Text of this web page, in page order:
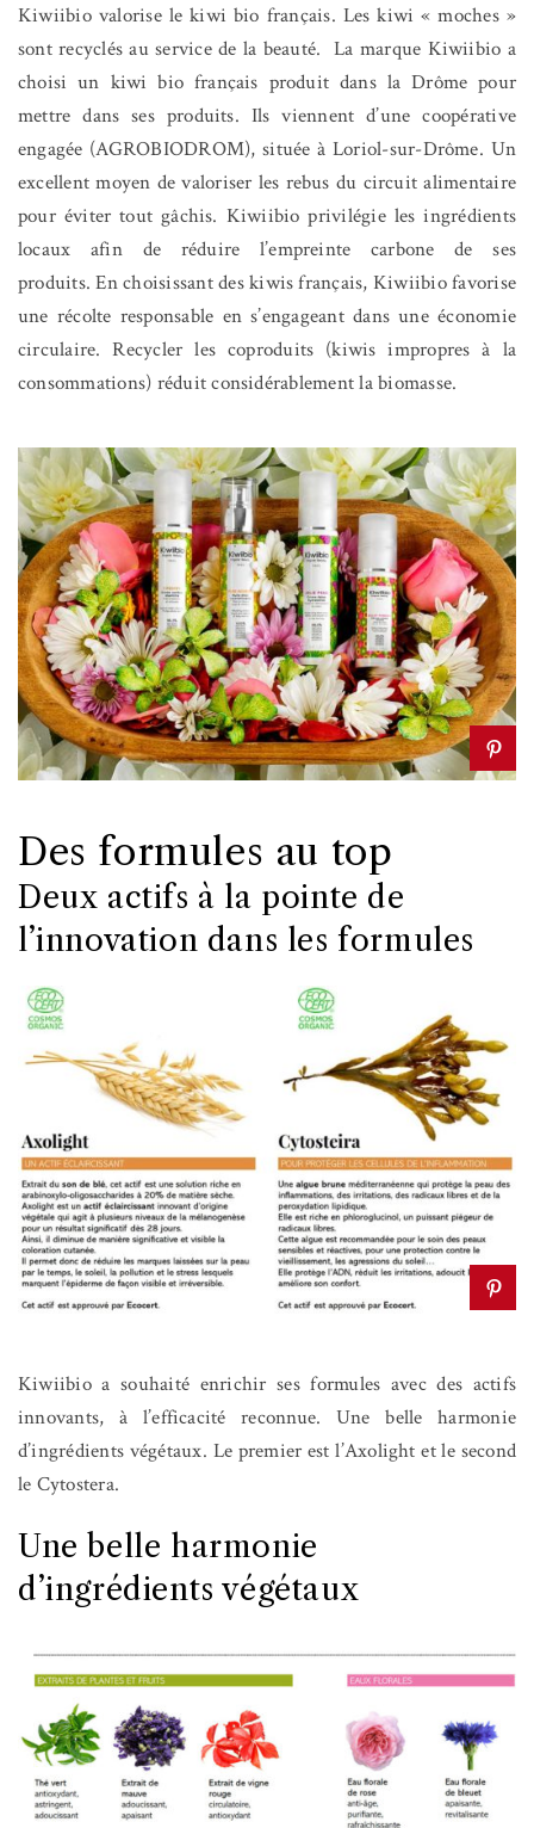
Kiwiibio valorise le kiwi bio français. Les kiwi « moches »
sont recyclés au service de la beauté. La marque Kiwiibio a
choisi un kiwi bio français produit dans la Drôme pour
mettre dans ses produits. Ils viennent d’une coopérative
engagée (AGROBIODROM), située à Loriol-sur-Drôme. Un
excellent moyen de valoriser les rebus du circuit alimentaire
pour éviter tout gâchis. Kiwiibio privilégie les ingrédients
locaux afin de réduire l’empreinte carbone de ses
produits. En choisissant des kiwis français, Kiwiibio favorise
une récolte responsable en s’engageant dans une économie
circulaire. Recycler les coproduits (kiwis impropres à la
consommations) réduit considérablement la biomasse.
Des formules au top
Deux actifs à la pointe de
l’innovation dans les formules
Kiwiibio a souhaité enrichir ses formules avec des actifs
innovants, à l’efficacité reconnue. Une belle harmonie
d’ingrédients végétaux. Le premier est l’Axolight et le second
le Cytostera.
Une belle harmonie
d’ingrédients végétaux